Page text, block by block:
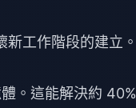
工作階段的建立。
。這能解決約 40%